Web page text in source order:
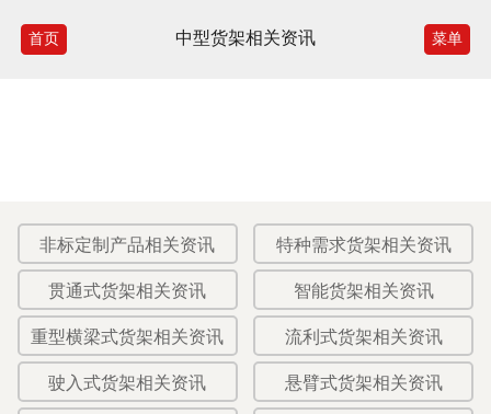
首页 中型货架相关资讯 菜单
非标定制产品相关资讯 特种需求货架相关资讯
贯通式货架相关资讯 智能货架相关资讯
重型横梁式货架相关资讯 流利式货架相关资讯
驶入式货架相关资讯 悬臂式货架相关资讯